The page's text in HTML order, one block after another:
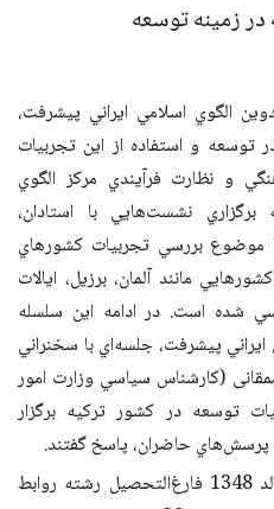
زمینه توسعه
الگوي اسلامي ايراني پيشرفت،
و استفاده از اين تجربيات
و نظارت فرآيندي مركز الگوي
برگزاري نشست‌هايي با استادان،
موضوع بررسي تجربيات كشورهاي
مانند آلمان، برزيل، ايالات
شده است. در ادامه اين سلسله
پيشرفت، جلسه‌اي با سخنراني
(كارشناس سياسي وزارت امور
توسعه در کشور تركيه برگزار
پرسش‌هاي حاضران، پاسخ گفتند.
محمدحسین نوحی‌نژاد ممقانی متولد 1348 فارغ‌التحصيل رشته روابط